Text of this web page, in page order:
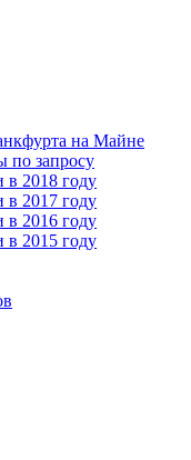
на Майне
по запросу
2018 году
2017 году
2016 году
2015 году